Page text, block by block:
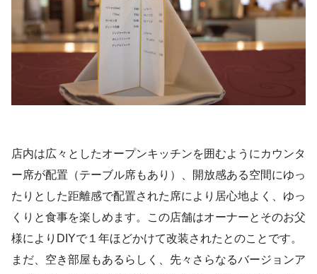
店内は広々としたオープンキッチンを囲むようにカウンタ
ー席が配置（テーブル席もあり）、開放感ある空間にゆっ
たりとした距離感で配置された席により居心地よく、ゆっ
くりと食事を楽しめます。この店舗はオーナーとそのお父
様によりDIYで１年ほどかけて改装されたとのことです。
まだ、空き部屋もあるらしく、先々さらなるバージョンア